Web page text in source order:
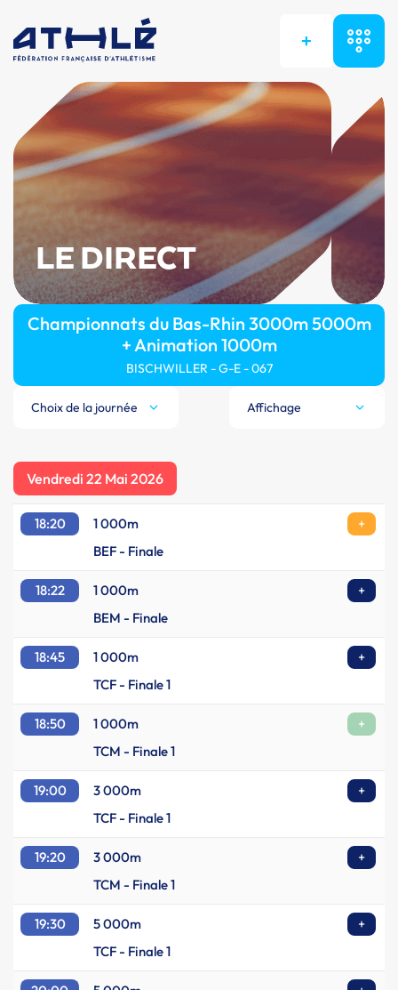
+
LE DIRECT
Championnats du Bas-Rhin 3000m 5000m
+ Animation 1000m
BISCHWILLER - G-E - 067
Choix de la journée Affichage
Vendredi 22 Mai 2026
18:20 1 000m
+
BEF - Finale
18:22 1 000m
+
BEM - Finale
18:45 1 000m
+
TCF - Finale 1
18:50 1 000m
+
TCM - Finale 1
19:00 3 000m
+
TCF - Finale 1
19:20 3 000m
+
TCM - Finale 1
19:30 5 000m
+
TCF - Finale 1